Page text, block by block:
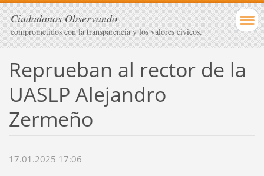
Ciudadanos Observando
comprometidos con la transparencia y los valores cívicos.
Reprueban al rector de la
UASLP Alejandro
Zermeño
17.01.2025 17:06